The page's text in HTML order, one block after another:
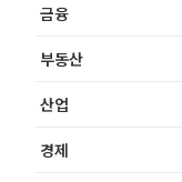
금융
부동산
산업
경제